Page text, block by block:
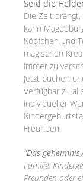
Seid die
Die Zeit
kann
Köpfchen und
magischen
immer zu
Jetzt buchen
Verfügbar zu
individueller
Freunden.
"Das
Familie,
Freunden oder